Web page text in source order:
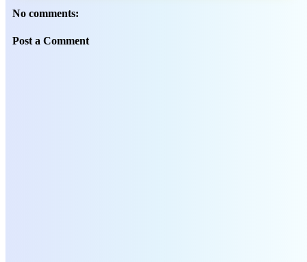
No comments:
Post a Comment